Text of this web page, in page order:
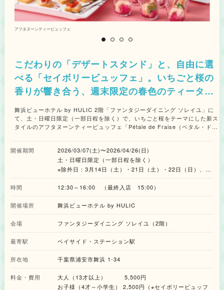
アフタヌーンティービュッフェ
こだわりの「デザートスタンド」と、自由に選
べる「セイボリービュッフェ」。いちごと桜の
香りが響き合う、週末限定の春色のティータイ
ム。
舞浜ビューホテル by HULIC 2階「ファンタジーダイニング ソレイユ」に
て、土・日曜日限定（一部日程を除く）で、いちごと桜をテーマにした新ス
タイルのアフタヌーンティービュッフェ「Pétale de Fraise（ペタル・ド
好きなだけ楽しめる「セイボリービュッフェ」が融合。アフタヌーンティー
の優雅さとビュッフェの心躍る楽しさを一度に味わえる、これまでにない春
の食体験をお届けします。この機会に足を運んでみてはいかがでしょうか。
タンドでは、素材の組み合わせにこだわった「完成されたスイーツ」が提供
ィチュールに、香り華やかなトンカ豆を織り交ぜた濃厚でなめらかな口どけ
ーンでサンドした和と洋が調和するスイーツ。 ・いちごロールケーキ ふわ
ふわのスポンジに甘酸っぱいいちごパウダーをまぶした、春らしい軽やかな
仕上がり。 ■10種類以上のメニューが並ぶ、心躍る「セイボリービュッフ
ェ」 ビュッフェコーナーには、シェフの遊び心が光るセイボリーとスイー
「パテドカンパーニュの小さなタルト」や、桜チップを添えた「じゃがいも
ドリンク とろける食感のクッキーやいちごミルクプリンに加え、充実のソ
フトドリンクバーも用意。 【メニュー】 ●デザートスタンド ・いちごロー
開催期間
2026/03/07(土)〜2026/04/26(日)
土・日曜日限定（一部日程を除く）
※除外日：3月14日（土）・21日（土）・22日（日）、4
時間
12:30～16:00 （最終入店 15:00）
開催場所 舞浜ビューホテル by HULIC
会場 ファンタジーダイニング ソレイユ（2階）
最寄駅 ベイサイド・ステーション駅
所在地 千葉県浦安市舞浜 1-34
料金・費用
大人（13才以上） 5,500円
お子様（4才～小学生） 2,500円（※セイボリービュッフ